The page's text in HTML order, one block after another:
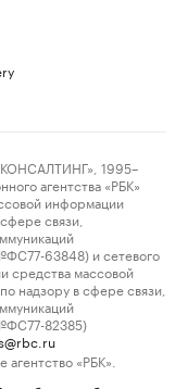
1995–
агентства «РБК»
информации
связи,
63848) и сетевого
средства массовой
надзору в сфере связи,
82385)
«РБК».